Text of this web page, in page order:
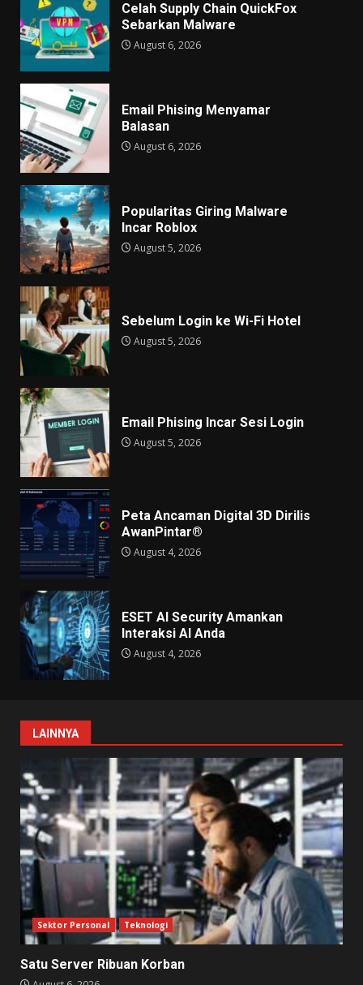
Celah Supply Chain QuickFox
Sebarkan Malware
August 6, 2026
Email Phising Menyamar
Balasan
August 6, 2026
Popularitas Giring Malware
Incar Roblox
August 5, 2026
Sebelum Login ke Wi-Fi Hotel
August 5, 2026
Email Phising Incar Sesi Login
August 5, 2026
Peta Ancaman Digital 3D Dirilis
AwanPintar®
August 4, 2026
ESET AI Security Amankan
Interaksi AI Anda
August 4, 2026
LAINNYA
Sektor Personal Teknologi
Satu Server Ribuan Korban